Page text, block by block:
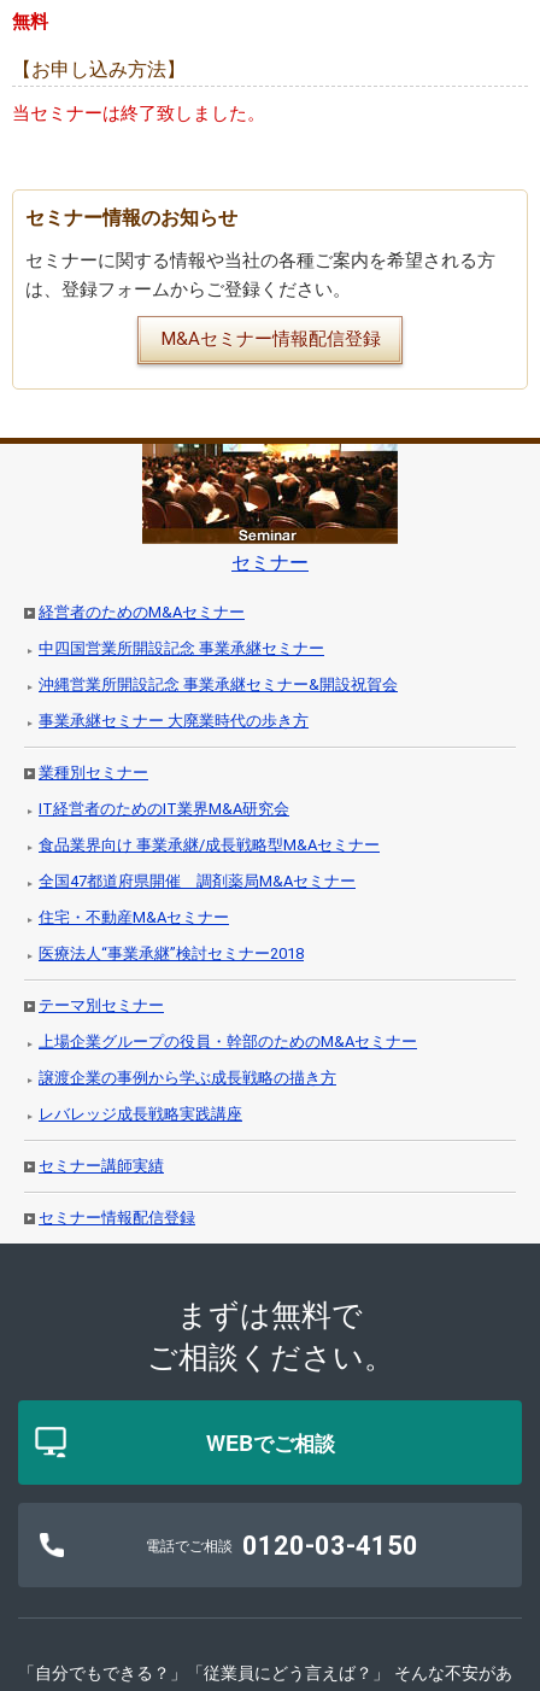
無料
【お申し込み方法】
当セミナーは終了致しました。
セミナー情報のお知らせ
セミナーに関する情報や当社の各種ご案内を希望される方
は、登録フォームからご登録ください。
M&Aセミナー情報配信登録
セミナー
経営者のためのM&Aセミナー
中四国営業所開設記念 事業承継セミナー
沖縄営業所開設記念 事業承継セミナー&開設祝賀会
事業承継セミナー 大廃業時代の歩き方
業種別セミナー
IT経営者のためのIT業界M&A研究会
食品業界向け 事業承継/成長戦略型M&Aセミナー
全国47都道府県開催 調剤薬局M&Aセミナー
住宅・不動産M&Aセミナー
医療法人“事業承継”検討セミナー2018
テーマ別セミナー
上場企業グループの役員・幹部のためのM&Aセミナー
譲渡企業の事例から学ぶ成長戦略の描き方
レバレッジ成長戦略実践講座
セミナー講師実績
セミナー情報配信登録
まずは無料で
ご相談ください。
WEBでご相談
電話でご相談 0120-03-4150
「自分でもできる？」「従業員にどう言えば？」 そんな不安があ